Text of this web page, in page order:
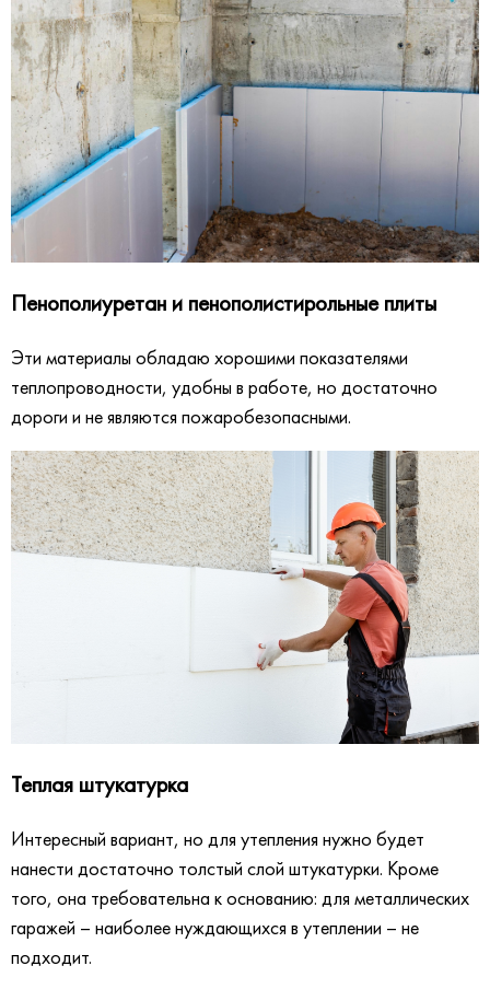
Пенополиуретан и пенополистирольные плиты
Эти материалы обладаю хорошими показателями
теплопроводности, удобны в работе, но достаточно
дороги и не являются пожаробезопасными.
Теплая штукатурка
Интересный вариант, но для утепления нужно будет
нанести достаточно толстый слой штукатурки. Кроме
того, она требовательна к основанию: для металлических
гаражей – наиболее нуждающихся в утеплении – не
подходит.